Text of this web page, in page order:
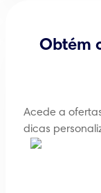
Obtém
Acede a
dicas